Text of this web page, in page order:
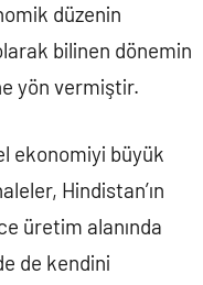
düzenin
bilinen dönemin
yön vermiştir.
ekonomiyi büyük
Hindistan’ın
üretim alanında
de kendini